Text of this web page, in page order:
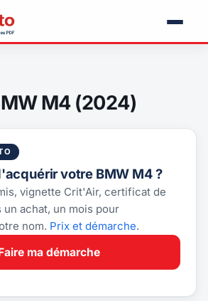
M4 (2024)
votre BMW M4 ?
vignette Crit'Air, certificat de
achat, un mois pour
nom. Prix et démarche.
ma démarche